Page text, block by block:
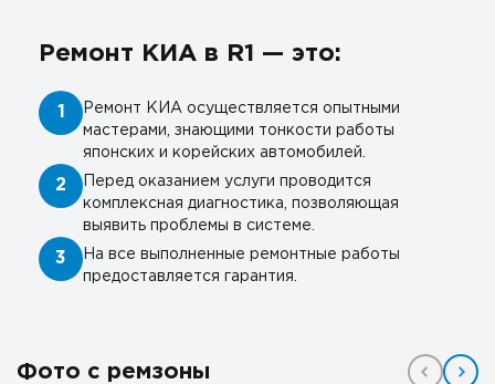
Ремонт КИА в R1 — это:
1
Ремонт КИА осуществляется опытными
мастерами, знающими тонкости работы
японских и корейских автомобилей.
2
Перед оказанием услуги проводится
комплексная диагностика, позволяющая
выявить проблемы в системе.
3
На все выполненные ремонтные работы
предоставляется гарантия.
Фото с ремзоны